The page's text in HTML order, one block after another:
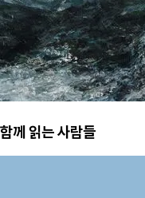
함께 읽는 사람들